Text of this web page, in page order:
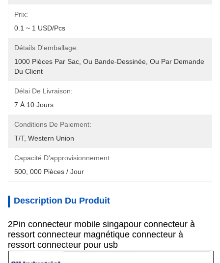
Prix:
0.1 ~ 1 USD/pcs
Détails D'emballage:
1000 Pièces Par Sac, Ou Bande-Dessinée, Ou Par Demande
Du Client
Délai De Livraison:
7 À 10 Jours
Conditions De Paiement:
T/T, Western Union
Capacité D'approvisionnement:
500, 000 Pièces / Jour
Description Du Produit
2Pin connecteur mobile singapour connecteur à
ressort connecteur magnétique connecteur à
ressort connecteur pour usb